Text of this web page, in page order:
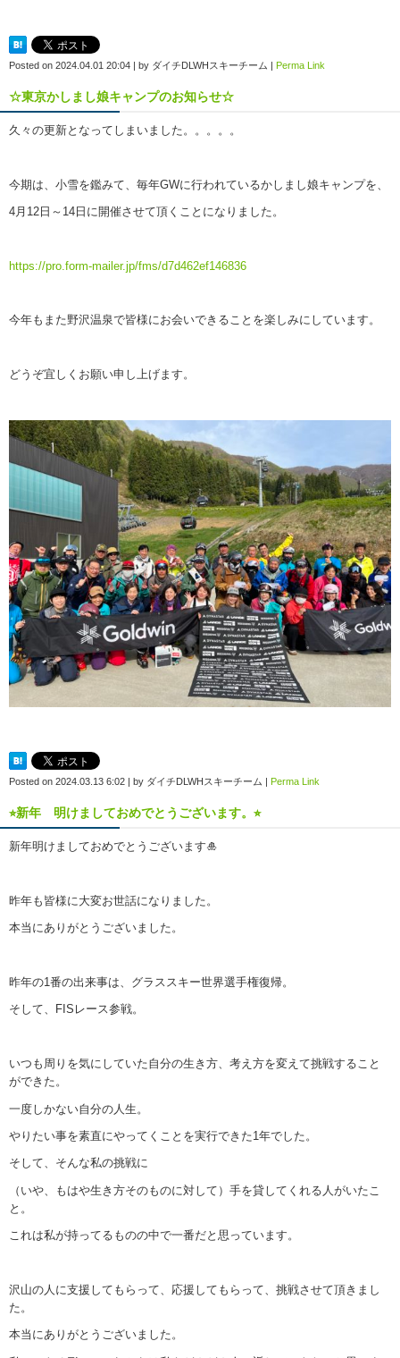
Posted on 2024.04.01 20:04 | by ダイチDLWHスキーチーム | Perma Link
☆東京かしまし娘キャンプのお知らせ☆
久々の更新となってしまいました。。。。。
今期は、小雪を鑑みて、毎年GWに行われているかしまし娘キャンプを、
4月12日～14日に開催させて頂くことになりました。
https://pro.form-mailer.jp/fms/d7d462ef146836
今年もまた野沢温泉で皆様にお会いできることを楽しみにしています。
どうぞ宜しくお願い申し上げます。
Posted on 2024.03.13 6:02 | by ダイチDLWHスキーチーム | Perma Link
⭐︎新年 明けましておめでとうございます。⭐︎
新年明けましておめでとうございます🎍
昨年も皆様に大変お世話になりました。
本当にありがとうございました。
昨年の1番の出来事は、グラススキー世界選手権復帰。
そして、FISレース参戦。
いつも周りを気にしていた自分の生き方、考え方を変えて挑戦すること
ができた。
一度しかない自分の人生。
やりたい事を素直にやってくことを実行できた1年でした。
そして、そんな私の挑戦に
（いや、もはや生き方そのものに対して）手を貸してくれる人がいたこ
と。
これは私が持ってるものの中で一番だと思っています。
沢山の人に支援してもらって、応援してもらって、挑戦させて頂きまし
た。
本当にありがとうございました。